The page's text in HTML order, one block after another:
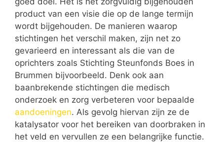
product van een visie die op de lange termijn
wordt bijgehouden. De manieren waarop
stichtingen het verschil maken, zijn net zo
gevarieerd en interessant als die van de
oprichters zoals Stichting Steunfonds Boes in
Brummen bijvoorbeeld. Denk ook aan
baanbrekende stichtingen die medisch
onderzoek en zorg verbeteren voor bepaalde
aandoeningen. Als gevolg hiervan zijn ze de
katalysator voor het bereiken van doorbraken in
het veld en vervullen ze een belangrijke functie.